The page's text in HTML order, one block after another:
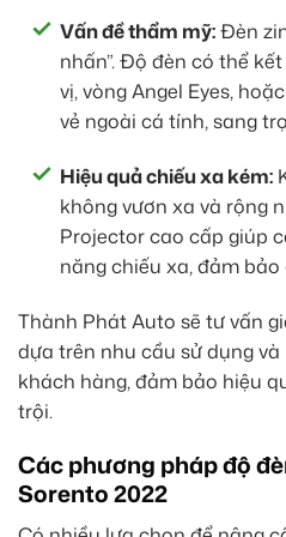
Vấn đề thẩm mỹ:Đèn
nhấn”. Độ đèn có thể
vị, vòng Angel Eyes,
vẻ ngoài cá tính, sang
Hiệu quả chiếu xa kém:
không vươn xa và rộng
Projector cao cấp giúp
năng chiếu xa, đảm
Thành Phát Auto sẽ tư vấn
dựa trên nhu cầu sử dụng
khách hàng, đảm bảo hiệu
trội.
Các phương pháp độ
Sorento 2022